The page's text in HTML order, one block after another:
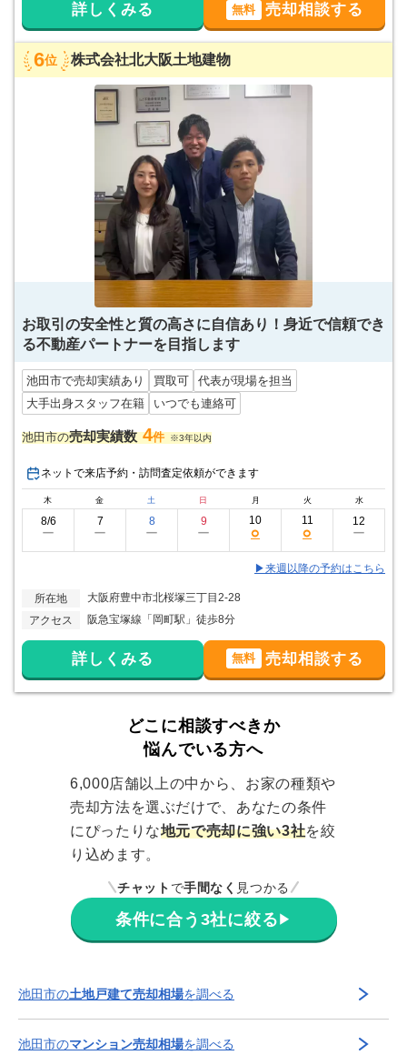
詳しくみる 無料 売却相談する
6位 株式会社北大阪土地建物
お取引の安全性と質の高さに自信あり！身近で信頼でき
る不動産パートナーを目指します
池田市で売却実績あり 買取可
代表が現場を担当
大手出身スタッフ在籍
いつでも連絡可
池田市の売却実績数 4件 ※3年以内
ネットで来店予約・訪問査定依頼ができます
木 金 土 日 月 火 水
8/6
ー
7
ー
8
ー
9
ー
10
○
11
○
12
ー
▶来週以降の予約はこちら
所在地
大阪府豊中市北桜塚三丁目2-28
アクセス
阪急宝塚線「岡町駅」徒歩8分
詳しくみる 無料 売却相談する
どこに相談すべきか
悩んでいる方へ
6,000店舗以上の中から、お家の種類や
売却方法を選ぶだけで、あなたの条件
にぴったりな地元で売却に強い3社を絞
り込めます。
チャット で手間なく 見つかる
条件に合う3社に絞る ▶
池田市の土地戸建て売却相場を調べる
池田市のマンション売却相場を調べる